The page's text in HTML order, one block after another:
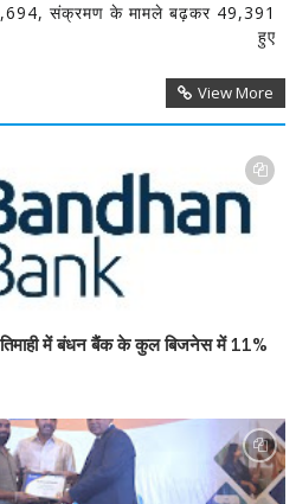
संक्रमण के मामले बढ़कर 49,391
हुए
View More
तिमाही में बंधन बैंक के कुल बिजनेस में 11%